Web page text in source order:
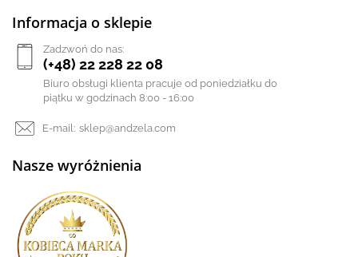
Informacja o sklepie
Zadzwoń do nas:
(+48) 22 228 22 08
Biuro obsługi klienta pracuje od poniedziałku do
piątku w godzinach 8:00 - 16:00
E-mail: sklep@andzela.com
Nasze wyróżnienia